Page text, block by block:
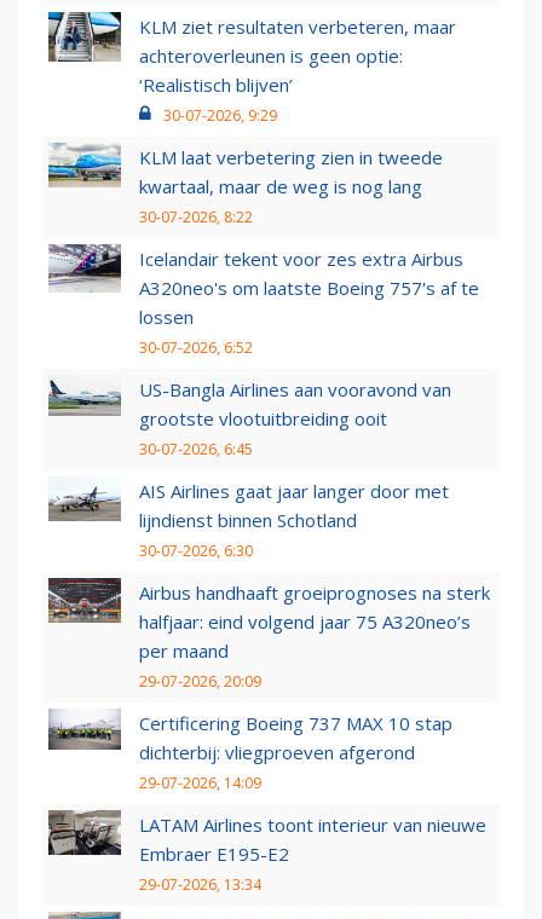
KLM ziet resultaten verbeteren, maar
achteroverleunen is geen optie:
‘Realistisch blijven’
30-07-2026, 9:29
KLM laat verbetering zien in tweede
kwartaal, maar de weg is nog lang
30-07-2026, 8:22
Icelandair tekent voor zes extra Airbus
A320neo's om laatste Boeing 757's af te
lossen
30-07-2026, 6:52
US-Bangla Airlines aan vooravond van
grootste vlootuitbreiding ooit
30-07-2026, 6:45
AIS Airlines gaat jaar langer door met
lijndienst binnen Schotland
30-07-2026, 6:30
Airbus handhaaft groeiprognoses na sterk
halfjaar: eind volgend jaar 75 A320neo’s
per maand
29-07-2026, 20:09
Certificering Boeing 737 MAX 10 stap
dichterbij: vliegproeven afgerond
29-07-2026, 14:09
LATAM Airlines toont interieur van nieuwe
Embraer E195-E2
29-07-2026, 13:34